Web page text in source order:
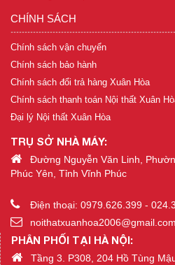
CHÍNH SÁCH
Chính sách vận chuyển
Chính sách bảo hành
Chính sách đổi trả hàng Xuân Hòa
Chính sách thanh toán Nội thất Xuân
Đại lý Nội thất Xuân Hòa
TRỤ SỞ NHÀ MÁY:
Đường Nguyễn Văn Linh,
Phúc Yên, Tỉnh Vĩnh Phúc
Điện thoại: 0979.626.399 -
noithatxuanhoa2006@gmail.com
PHÂN PHỐI TẠI HÀ NỘI:
Tầng 3. P308, 204 Hồ Tùng